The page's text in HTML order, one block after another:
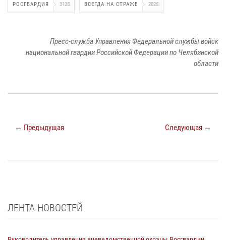
РОСГВАРДИЯ 3125 ВСЕГДА НА СТРАЖЕ 2025
Пресс-служба Управления Федеральной службы войск
национальной гвардии Российской Федерации по Челябинской
области
← Предыдущая Следующая →
ЛЕНТА НОВОСТЕЙ